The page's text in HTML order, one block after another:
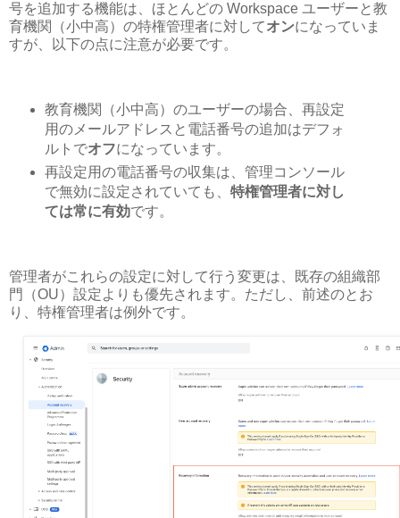
号を追加する機能は、ほとんどの Workspace ユーザーと教
育機関（小中高）の特権管理者に対してオンになっていま
すが、以下の点に注意が必要です。
教育機関（小中高）のユーザーの場合、再設定
用のメールアドレスと電話番号の追加はデフォ
ルトでオフになっています。
再設定用の電話番号の収集は、管理コンソール
で無効に設定されていても、 特権管理者に対し
ては常に有効です。
管理者がこれらの設定に対して行う変更は、既存の組織部
門（OU）設定よりも優先されます。ただし、前述のとお
り、特権管理者は例外です。